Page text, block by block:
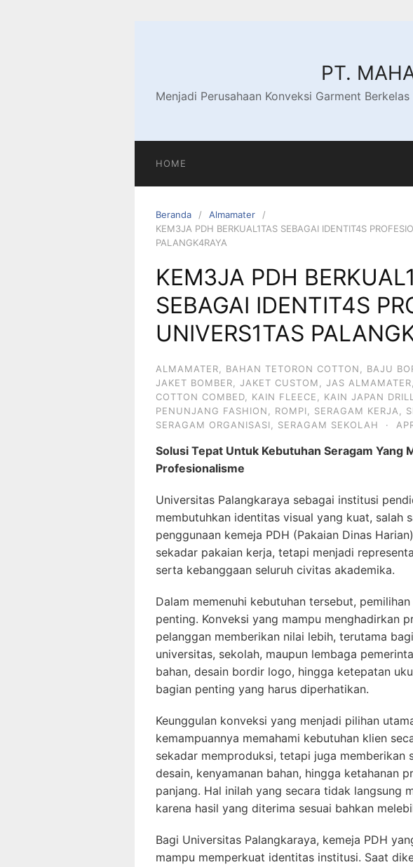
PT.
Menjadi Perusahaan Konveksi Garment
HOME
Beranda
Almamater
KEM3JA PDH BERKUAL1TAS SEBAGAI IDENTIT4S
PALANGK4RAYA
KEM3JA PDH
SEBAGAI IDENTIT4S
UNIVERS1TAS
ALMAMATER BAHAN TETORON COTTON BAJU
JAKET BOMBER
JAKET CUSTOM JAS ALMAMATER
COTTON COMBED
KAIN FLEECE KAIN JAPAN DRILL
PENUNJANG FASHION
ROMPI SERAGAM KERJA
SERAGAM ORGANISASI
SERAGAM SEKOLAH ·
Solusi Tepat Untuk Kebutuhan Seragam Yang
Profesionalisme
Universitas Palangkaraya sebagai institusi
membutuhkan identitas visual yang kuat, salah
penggunaan kemeja PDH (Pakaian Dinas
sekadar pakaian kerja, tetapi menjadi
serta kebanggaan seluruh civitas akademika.
Dalam memenuhi kebutuhan tersebut,
penting. Konveksi yang mampu menghadirkan
pelanggan memberikan nilai lebih, terutama
universitas, sekolah, maupun lembaga
bahan, desain bordir logo, hingga ketepatan
bagian penting yang harus diperhatikan.
Keunggulan konveksi yang menjadi pilihan
kemampuannya memahami kebutuhan klien
sekadar memproduksi, tetapi juga memberikan
desain, kenyamanan bahan, hingga ketahanan
panjang. Hal inilah yang secara tidak langsung
karena hasil yang diterima sesuai bahkan
Bagi Universitas Palangkaraya, kemeja PDH
mampu memperkuat identitas institusi. Saat